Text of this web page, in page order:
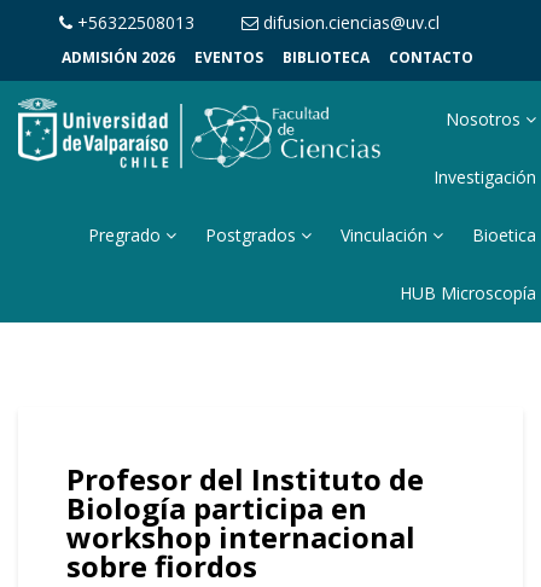
+56322508013 difusion.ciencias@uv.cl
ADMISIÓN 2026 EVENTOS BIBLIOTECA CONTACTO
Nosotros
Investigación
Pregrado Postgrados Vinculación Bioetica
HUB Microscopía
Profesor del Instituto de
Biología participa en
workshop internacional
sobre fiordos